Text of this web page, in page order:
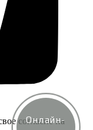
согласие на
Онлайн-